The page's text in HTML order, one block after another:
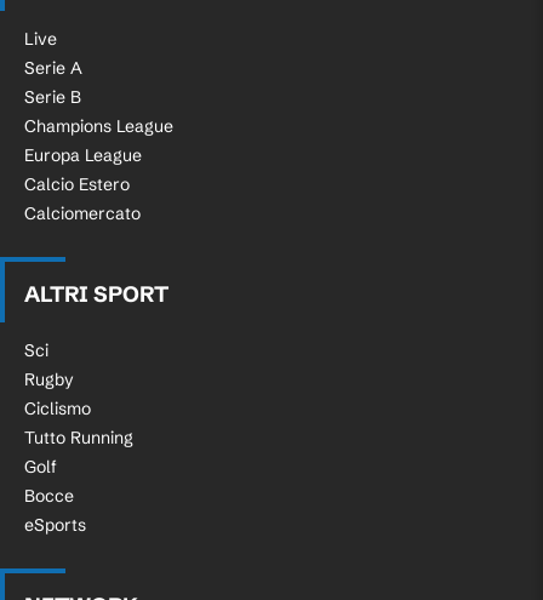
Live
Serie A
Serie B
Champions League
Europa League
Calcio Estero
Calciomercato
ALTRI SPORT
Sci
Rugby
Ciclismo
Tutto Running
Golf
Bocce
eSports